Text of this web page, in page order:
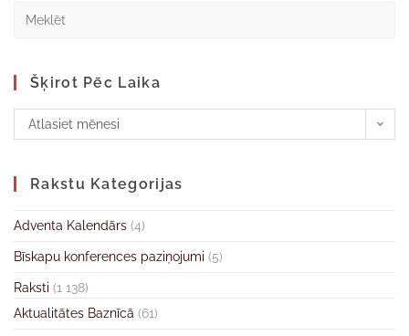
Šķirot Pēc Laika
Atlasiet mēnesi
Rakstu Kategorijas
Adventa Kalendārs (4)
Bīskapu konferences paziņojumi (5)
Raksti (1 138)
Aktualitātes Baznīcā (61)